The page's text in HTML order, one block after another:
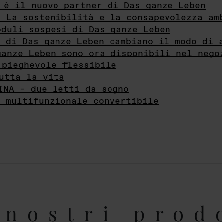
il nuovo partner di Das ganze Leben
- La sostenibilità e la consapevolezza
sospesi di Das ganze Leben
Das ganze Leben cambiano il modo di
Leben sono ora disponibili nel
pieghevole flessibile
la vita
– due letti da sogno
multifunzionale convertibile
nostri